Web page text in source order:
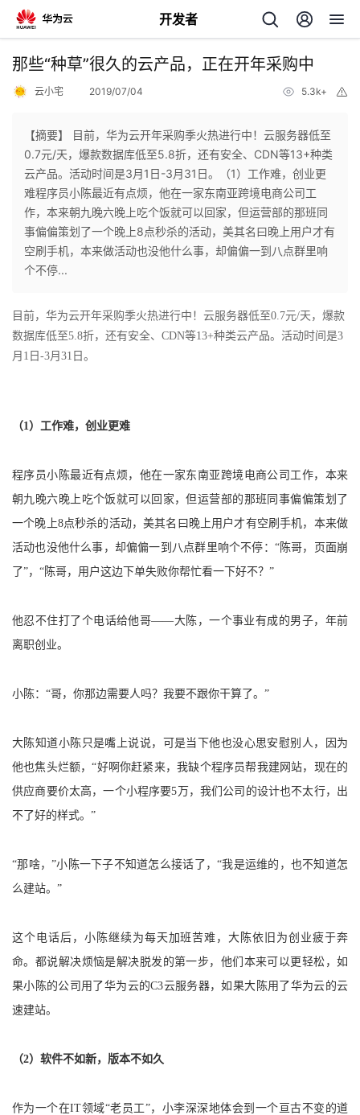
开发者
返
个
人
主
页
我
的
开
发
我
博
客
的
论
我
的
子
我
直
的
动
我
关
注
的
开
者
学
堂
我
课
程
的
认
我
的
我
我
的
我
的
支
持
我
的
术
支
我
云
声
那些“种草”很久的云产品，正在开年采购中
云小宅 2019/07/04 5.3k+
【摘要】 目前，华为云开年采购季火热进行中！云服务器低至
0.7元/天，爆款数据库低至5.8折，还有安全、CDN等13+种类
云产品。活动时间是3月1日-3月31日。（1）工作难，创业更
难程序员小陈最近有点烦，他在一家东南亚跨境电商公司工
作，本来朝九晚六晚上吃个饭就可以回家，但运营部的那班同
事偏偏策划了一个晚上8点秒杀的活动，美其名曰晚上用户才有
空刷手机，本来做活动也没他什么事，却偏偏一到八点群里响
个不停...
目前，华为云开年采购季火热进行中！云服务器低至0.7元/天，爆款
数据库低至5.8折，还有安全、CDN等13+种类云产品。活动时间是3
月1日-3月31日。
（1）工作难，创业更难
程序员小陈最近有点烦，他在一家东南亚跨境电商公司工作，本来
朝九晚六晚上吃个饭就可以回家，但运营部的那班同事偏偏策划了
一个晚上8点秒杀的活动，美其名曰晚上用户才有空刷手机，本来做
活动也没他什么事，却偏偏一到八点群里响个不停：“陈哥，页面崩
了”，“陈哥，用户这边下单失败你帮忙看一下好不？”
他忍不住打了个电话给他哥——大陈，一个事业有成的男子，年前
离职创业。
小陈：“哥，你那边需要人吗？我要不跟你干算了。”
大陈知道小陈只是嘴上说说，可是当下他也没心思安慰别人，因为
他也焦头烂额，“好啊你赶紧来，我缺个程序员帮我建网站，现在的
供应商要价太高，一个小程序要5万，我们公司的设计也不太行，出
不了好的样式。”
“那啥，”小陈一下子不知道怎么接话了，“我是运维的，也不知道怎
么建站。”
这个电话后，小陈继续为每天加班苦难，大陈依旧为创业疲于奔
命。都说解决烦恼是解决脱发的第一步，他们本来可以更轻松，如
果小陈的公司用了华为云的C3云服务器，如果大陈用了华为云的云
速建站。
（2）软件不如新，版本不如久
作为一个在IT领域“老员工”，小李深深地体会到一个亘古不变的道